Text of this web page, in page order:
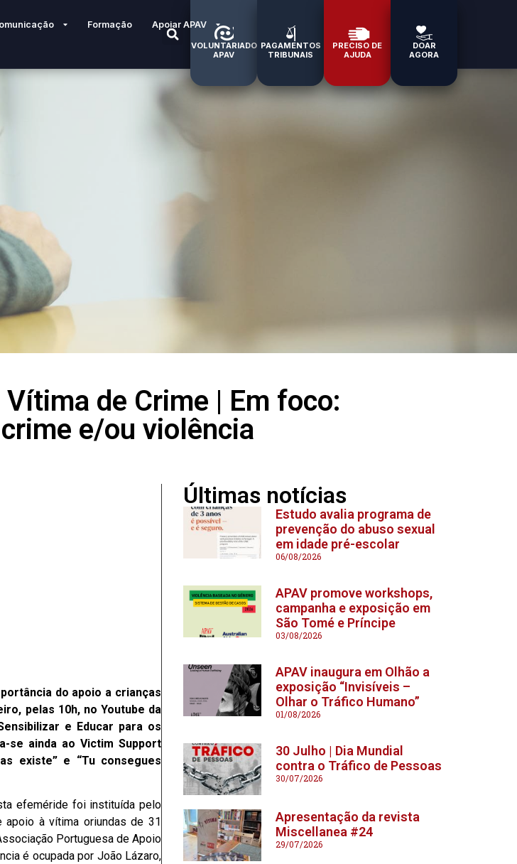
Formação Apoiar APAV
VOLUNTARIADO
APAV
PAGAMENTOS
TRIBUNAIS
PRECISO DE
AJUDA
DOAR
AGORA
de Crime | Em foco:
e/ou violência
do apoio a crianças
pelas 10h, no Youtube da
e Educar para os
se ainda ao Victim Support
existe” e “Tu consegues
efeméride foi instituída pelo
apoio à vítima oriundas de 31
Portuguesa de Apoio
é ocupada por João Lázaro,
Últimas notícias
Estudo avalia programa de
prevenção do abuso sexual
em idade pré-escolar
06/08/2026
APAV promove workshops,
campanha e exposição em
São Tomé e Príncipe
03/08/2026
APAV inaugura em Olhão a
exposição “Invisíveis –
Olhar o Tráfico Humano”
01/08/2026
30 Julho | Dia Mundial
contra o Tráfico de Pessoas
30/07/2026
Apresentação da revista
Miscellanea #24
29/07/2026